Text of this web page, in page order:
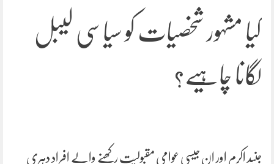
کیا مشہور شخصیات کو سیاسی لیبل
لگانا چاہیے؟
جنید اکرم اور ان جیسی عوامی مقبولیت رکھنے والے افراد دہری